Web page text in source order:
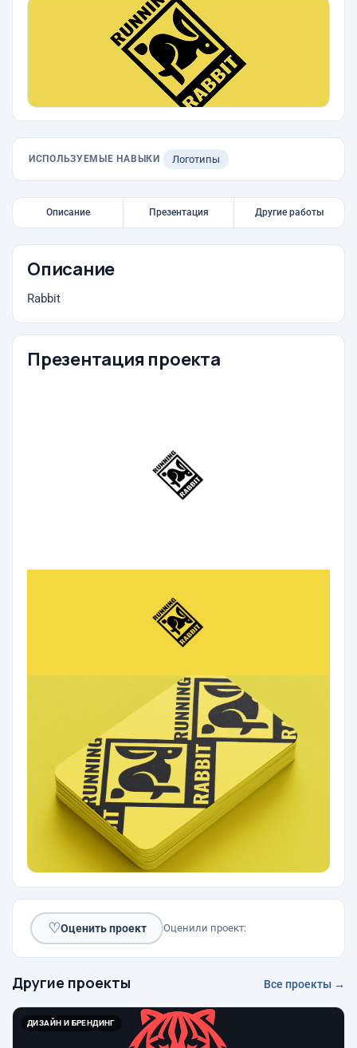
ИСПОЛЬЗУЕМЫЕ НАВЫКИ Логотипы
Описание Презентация Другие работы
Описание
Rabbit
Презентация проекта
♡Оценить проект Оценили проект:
Другие проекты Все проекты →
ДИЗАЙН И БРЕНДИНГ